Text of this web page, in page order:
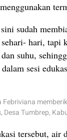
sudah
hari, tapi
suhu,
sesi
Febriviana
Desa Tumbrep,
tersebut, air